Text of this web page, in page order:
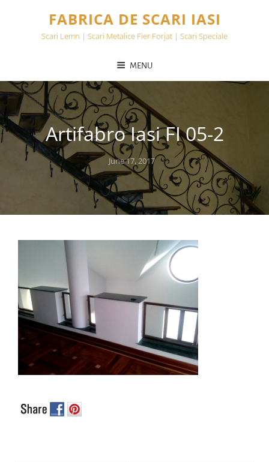
FABRICA DE SCARI IASI
Scari Lemn | Scari Metalice Fier Forjat | Scari Speciale
MENU
Artifabro Iasi FI 05-2
Posted
on
June 17, 2017